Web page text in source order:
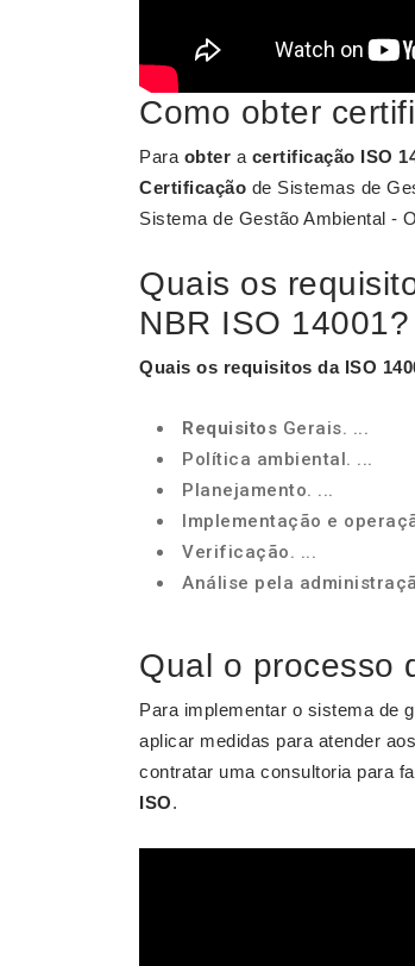
Como obter
Para obter a certificação ISO
Certificação de Sistemas de
Sistema de Gestão Ambiental -
Quais os
NBR ISO 14001?
Quais os requisitos da ISO
Requisitos Gerais. ...
Política ambiental. ...
Planejamento. ...
Implementação e
Verificação. ...
Análise pela
Qual o processo
Para implementar o sistema de
aplicar medidas para atender
contratar uma consultoria para
ISO.